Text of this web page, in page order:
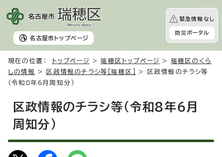
名古屋市 トップページ
緊急情報なし
防災ポータル
現在の位置： トップページ >瑞穂区トップページ > 瑞穂区のくら
しの情報
> 区政情報のチラシ等［瑞穂区］
> 区政情報のチラシ等
（令和8年6月周知分）
区政情報のチラシ等（令和8年6月
周知分）